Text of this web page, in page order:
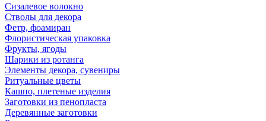
Сизалевое волокно
Стволы для декора
Фетр, фоамиран
Флористическая упаковка
Фрукты, ягоды
Шарики из ротанга
Элементы декора, сувениры
Ритуальные цветы
Кашпо, плетеные изделия
Заготовки из пенопласта
Деревянные заготовки